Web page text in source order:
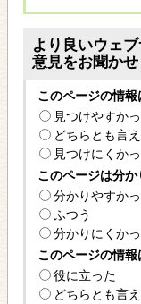
より良いウェ
意見をお聞か
このページの情
見つけやすか
どちらとも言
見つけにくか
このページは分
分かりやすか
ふつう
分かりにくか
このページの情
役に立った
どちらとも言